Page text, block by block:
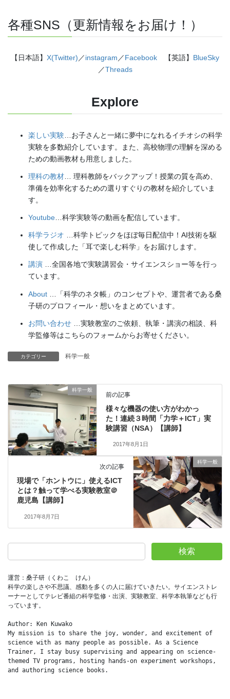
各種SNS（更新情報をお届け！）
【日本語】 X(Twitter)／instagram／Facebook 【英語】 BlueSky
／Threads
Explore
楽しい実験 …お子さんと一緒に夢中になれるイチオシの科学
実験を多数紹介しています。また、高校物理の理解を深める
ための動画教材も用意しました。
理科の教材 … 理科教師をバックアップ！授業の質を高め、
準備を効率化するための選りすぐりの教材を紹介していま
す。
Youtube …科学実験等の動画を配信しています。
科学ラジオ …科学トピックをほぼ毎日配信中！AI技術を駆
使して作成した「耳で楽しむ科学」をお届けします。
講演 …全国各地で実験講習会・サイエンスショー等を行っ
ています。
About …「科学のネタ帳」のコンセプトや、運営者である桑
子研のプロフィール・想いをまとめています。
お問い合わせ …実験教室のご依頼、執筆・講演の相談、科
学監修等はこちらのフォームからお寄せください。
カテゴリー 科学一般
科学一般
前の記事
様々な機器の使い方がわかっ
た！連続３時間「力学＋ICT」実
験講習（NSA）【講師】
2017年8月1日
科学一般
次の記事
現場で「ホントウに」使えるICT
とは？触って学べる実験教室＠
鹿児島【講師】
2017年8月7日
検索
運営：桑子研（くわこ　けん）
科学の楽しさや不思議、感動を多くの人に届けていきたい。サイエンストレ
ーナーとしてテレビ番組の科学監修・出演、実験教室、科学本執筆なども行
っています。
Author: Ken Kuwako
My mission is to share the joy, wonder, and excitement of
science with as many people as possible. As a Science
Trainer, I stay busy supervising and appearing on science-
themed TV programs, hosting hands-on experiment workshops,
and authoring science books.